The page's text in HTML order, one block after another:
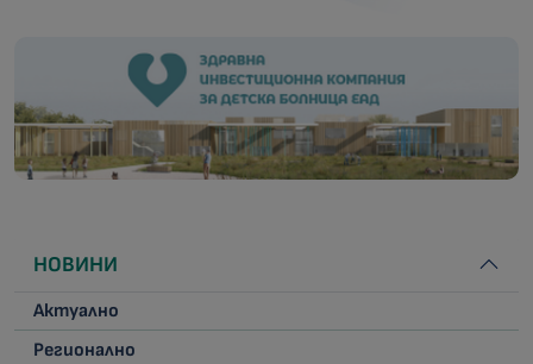
НОВИНИ
Актуално
Регионално